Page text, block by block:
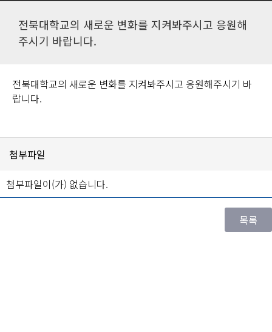
전북대학교의 새로운 변화를 지켜봐주시고 응원해
주시기 바랍니다.
전북대학교의 새로운 변화를 지켜봐주시고 응원해주시기 바
랍니다.
첨부파일
첨부파일이(가) 없습니다.